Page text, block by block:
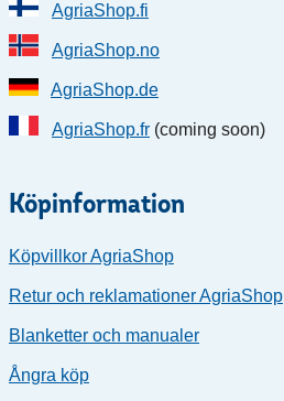
AgriaShop.fi
AgriaShop.no
AgriaShop.de
AgriaShop.fr (coming soon)
Köpinformation
Köpvillkor AgriaShop
Retur och reklamationer AgriaShop
Blanketter och manualer
Ångra köp